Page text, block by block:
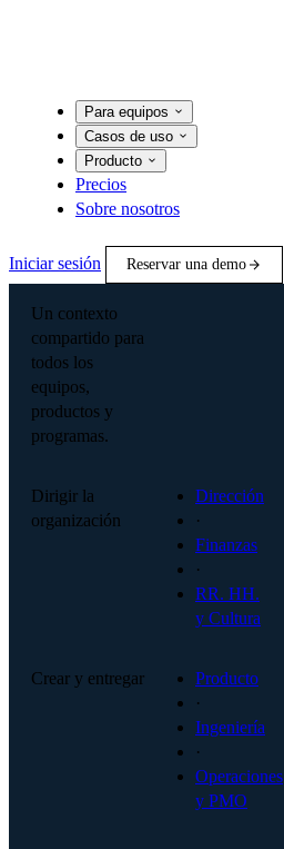
Para equipos
Casos de uso
Producto
Precios
Sobre nosotros
Iniciar sesión Reservar una demo
Un contexto
compartido para
todos los
equipos,
productos y
programas.
Dirigir la
organización
Dirección
·
Finanzas
·
RR. HH.
y Cultura
Crear y entregar
Producto
·
Ingeniería
·
Operaciones
y PMO